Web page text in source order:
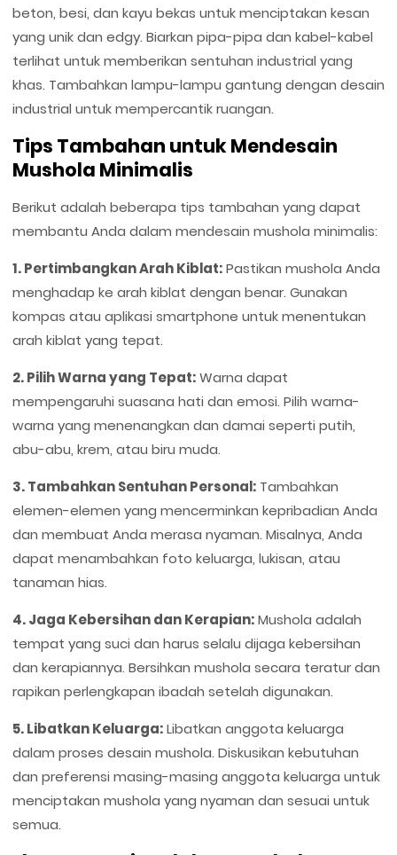
beton, besi, dan kayu bekas untuk menciptakan kesan
yang unik dan edgy. Biarkan pipa-pipa dan kabel-kabel
terlihat untuk memberikan sentuhan industrial yang
khas. Tambahkan lampu-lampu gantung dengan desain
industrial untuk mempercantik ruangan.
Tips Tambahan untuk Mendesain
Mushola Minimalis
Berikut adalah beberapa tips tambahan yang dapat
membantu Anda dalam mendesain mushola minimalis:
1. Pertimbangkan Arah Kiblat:Pastikan mushola Anda
menghadap ke arah kiblat dengan benar. Gunakan
kompas atau aplikasi smartphone untuk menentukan
arah kiblat yang tepat.
2. Pilih Warna yang Tepat:Warna dapat
mempengaruhi suasana hati dan emosi. Pilih warna-
warna yang menenangkan dan damai seperti putih,
abu-abu, krem, atau biru muda.
3. Tambahkan Sentuhan Personal:Tambahkan
elemen-elemen yang mencerminkan kepribadian Anda
dan membuat Anda merasa nyaman. Misalnya, Anda
dapat menambahkan foto keluarga, lukisan, atau
tanaman hias.
4. Jaga Kebersihan dan Kerapian:Mushola adalah
tempat yang suci dan harus selalu dijaga kebersihan
dan kerapiannya. Bersihkan mushola secara teratur dan
rapikan perlengkapan ibadah setelah digunakan.
5. Libatkan Keluarga:Libatkan anggota keluarga
dalam proses desain mushola. Diskusikan kebutuhan
dan preferensi masing-masing anggota keluarga untuk
menciptakan mushola yang nyaman dan sesuai untuk
semua.